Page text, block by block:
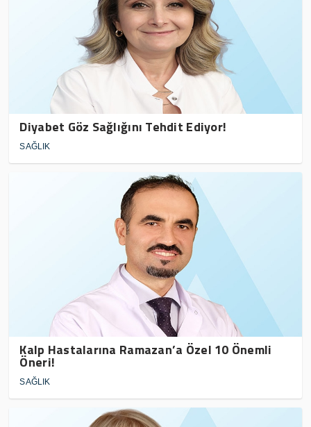
Diyabet Göz Sağlığını Tehdit Ediyor!
SAĞLIK
Kalp Hastalarına Ramazan’a Özel 10 Önemli
Öneri!
SAĞLIK